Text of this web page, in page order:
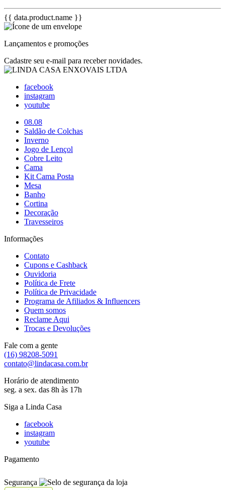
{{ data.product.name }}
Lançamentos e promoções
Cadastre seu e-mail para receber novidades.
facebook
instagram
youtube
08.08
Saldão de Colchas
Inverno
Jogo de Lençol
Cobre Leito
Cama
Kit Cama Posta
Mesa
Banho
Cortina
Decoração
Travesseiros
Informações
Contato
Cupons e Cashback
Ouvidoria
Política de Frete
Política de Privacidade
Programa de Afiliados & Influencers
Quem somos
Reclame Aqui
Trocas e Devoluções
Fale com a gente
(16) 98208-5091
contato@lindacasa.com.br
Horário de atendimento
seg. a sex. das 8h às 17h
Siga a Linda Casa
facebook
instagram
youtube
Pagamento
Segurança